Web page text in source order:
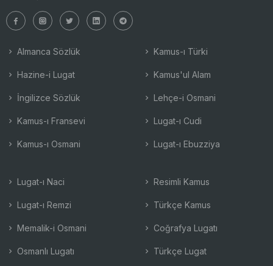
Almanca Sözlük
Hazine-i Lugat
İngilizce Sözlük
Kamus-ı Fransevi
Kamus-ı Osmani
Kamus-ı Türki
Kamus'ul Alam
Lehçe-i Osmani
Lugat-ı Cudi
Lugat-ı Ebuzziya
Lugat-ı Naci
Lugat-ı Remzi
Memalik-i Osmani
Osmanlı Lugatı
Resimli Kamus
Türkçe Kamus
Coğrafya Lugatı
Türkçe Lugat